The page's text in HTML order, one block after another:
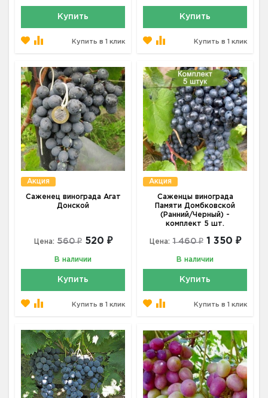
Купить
Купить в 1 клик
Купить
Купить в 1 клик
Акция
Саженец винограда Агат
Донской
Цена: 560 ₽ 520 ₽
В наличии
Купить
Купить в 1 клик
Акция
Саженцы винограда
Памяти Домбковской
(Ранний/Черный) -
комплект 5 шт.
Цена: 1 460 ₽ 1 350 ₽
В наличии
Купить
Купить в 1 клик